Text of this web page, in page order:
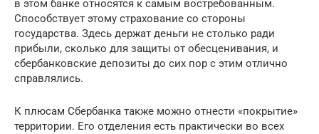
в этом банке относятся к самым востребованным.
Способствует этому страхование со стороны
государства. Здесь держат деньги не столько ради
прибыли, сколько для защиты от обесценивания, и
сбербанковские депозиты до сих пор с этим отлично
справлялись.
К плюсам Сбербанка также можно отнести «покрытие»
территории. Его отделения есть практически во всех